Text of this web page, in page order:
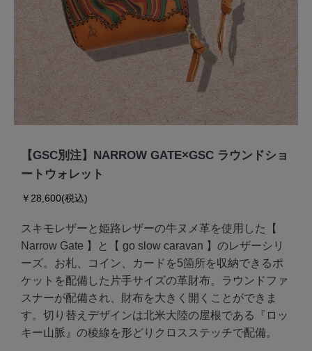
【GSC別注】NARROW GATE×GSC ラウンドショ
ートウォレット
￥28,600(税込)
スキモレザーと姫路レザーの牛ヌメ革を使用した【
Narrow Gate 】と【 go slow caravan 】のレザーシリ
ーズ。お札、コイン、カードを5箇所を収納できるポ
ケットを配備した片手サイズの革財布。ラウンドファ
スナーが配備され、財布を大きく開くことができま
す。切り替えデザインは北米大陸の屋根である『ロッ
キー山脈』の稜線を形どりクロスステッチで配備。